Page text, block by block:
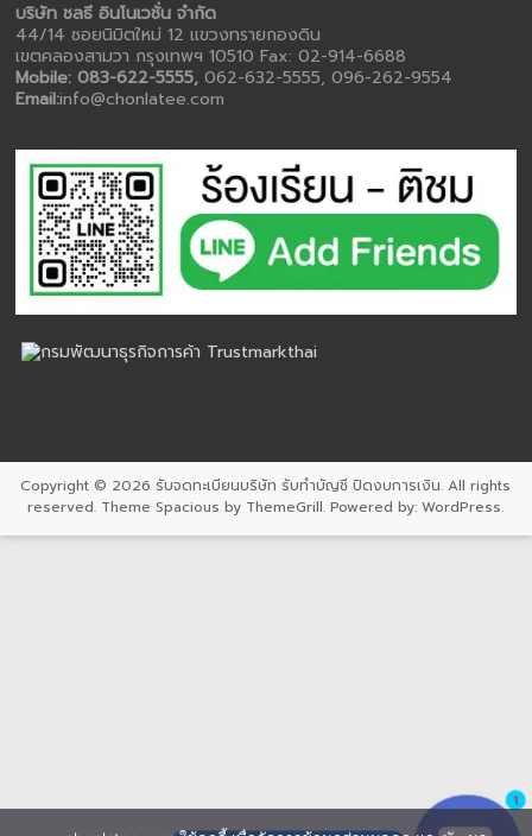
บริษัท ชลธี อินโนเวชั่น จำกัด
44/14 ซอยนิมิตใหม่ 12 แขวงทรายกองดิน
เขตคลองสามวา กรุงเทพฯ 10510 Fax: 02-914-6688
Mobile: 083-622-5555,062-632-5555, 096-262-9554
Email:info@chonlatee.com
Copyright © 2026 รับจดทะเบียนบริษัท รับทำบัญชี ปิดงบการเงิน. All rights
reserved. ThemeSpacious by ThemeGrill. Powered by:WordPress.
1